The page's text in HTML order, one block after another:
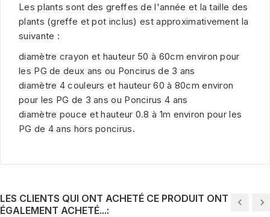
Les plants sont des greffes de l'année et la taille des
plants (greffe et pot inclus) est approximativement la
suivante :
diamètre crayon et hauteur 50 à 60cm environ pour
les PG de deux ans ou Poncirus de 3 ans
diamètre 4 couleurs et hauteur 60 à 80cm environ
pour les PG de 3 ans ou Poncirus 4 ans
diamètre pouce et hauteur 0.8 à 1m environ pour les
PG de 4 ans hors poncirus.
LES CLIENTS QUI ONT ACHETÉ CE PRODUIT ONT
ÉGALEMENT ACHETÉ...: